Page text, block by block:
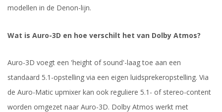
modellen in de Denon-lijn.
Wat is Auro-3D en hoe verschilt het van Dolby Atmos?
Auro-3D voegt een 'height of sound'-laag toe aan een
standaard 5.1-opstelling via een eigen luidsprekeropstelling. Via
de Auro-Matic upmixer kan ook reguliere 5.1- of stereo-content
worden omgezet naar Auro-3D. Dolby Atmos werkt met